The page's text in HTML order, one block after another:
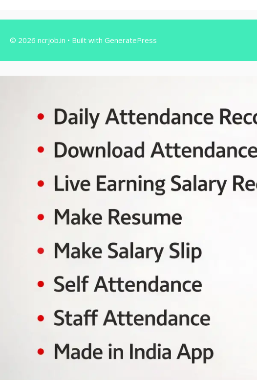
© 2026 ncrjob.in • Built with GeneratePress